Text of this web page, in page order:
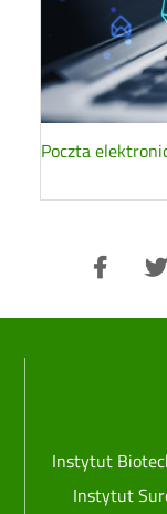
Poczta
Instytut
Instytut